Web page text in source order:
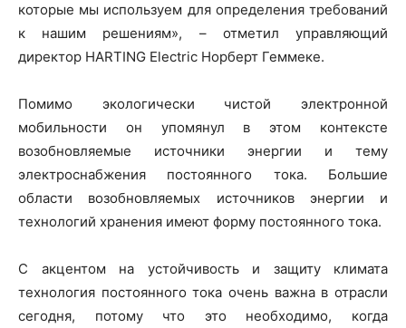
которые мы используем для определения требований
к нашим решениям», – отметил управляющий
директор HARTING Electric Норберт Геммеке.
Помимо экологически чистой электронной
мобильности он упомянул в этом контексте
возобновляемые источники энергии и тему
электроснабжения постоянного тока. Большие
области возобновляемых источников энергии и
технологий хранения имеют форму постоянного тока.
С акцентом на устойчивость и защиту климата
технология постоянного тока очень важна в отрасли
сегодня, потому что это необходимо, когда